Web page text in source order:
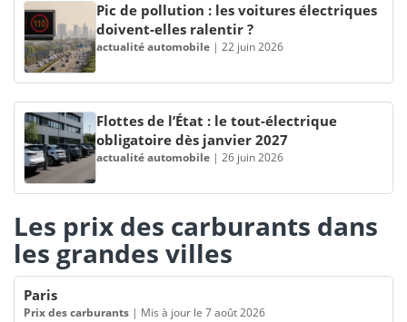
Pic de pollution : les voitures électriques
doivent-elles ralentir ?
actualité automobile | 22 juin 2026
Flottes de l’État : le tout-électrique
obligatoire dès janvier 2027
actualité automobile | 26 juin 2026
Les prix des carburants dans
les grandes villes
Paris
Prix des carburants | Mis à jour le 7 août 2026